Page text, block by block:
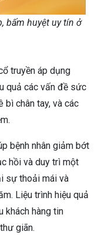
bấm huyệt uy tín ở
truyền áp dụng
quả các vấn đề sức
bì chân tay, và các
bệnh nhân giảm bớt
hồi và duy trì một
sự thoải mái và
Liệu trình hiệu quả
khách hàng tin
giãn.